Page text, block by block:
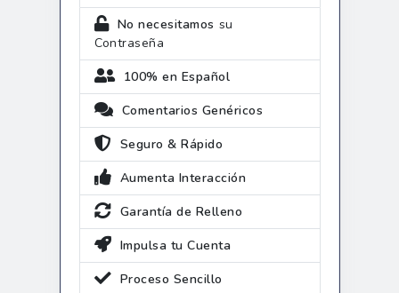
No necesitamos su
Contraseña
100% en Español
Comentarios Genéricos
Seguro & Rápido
Aumenta Interacción
Garantía de Relleno
Impulsa tu Cuenta
Proceso Sencillo